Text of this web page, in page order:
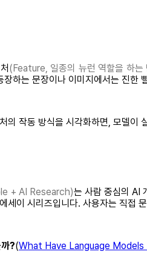
(Feature, 일종의 뉴런 역할을 하는
장하는 문장이나 이미지에서는 진한
의 작동 방식을 시각화하면, 모델이
+ AI Research)는 사람 중심의 AI
세이 시리즈입니다. 사용자는 직접
?(What Have Language Models